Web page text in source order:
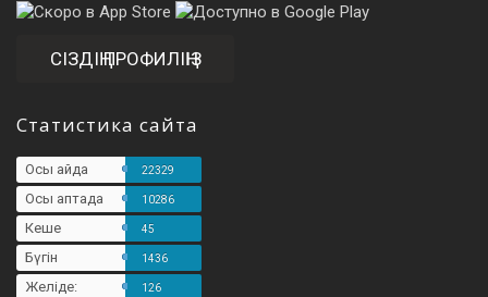
СІЗДІҢ ПРОФИЛІҢІЗ
Статистика сайта
Осы айда 22329
Осы аптада 10286
Кеше 45
Бүгін 1436
Желіде: 126